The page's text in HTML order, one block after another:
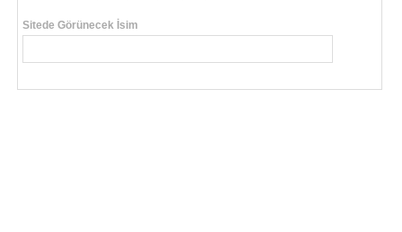
Sitede Görünecek İsim